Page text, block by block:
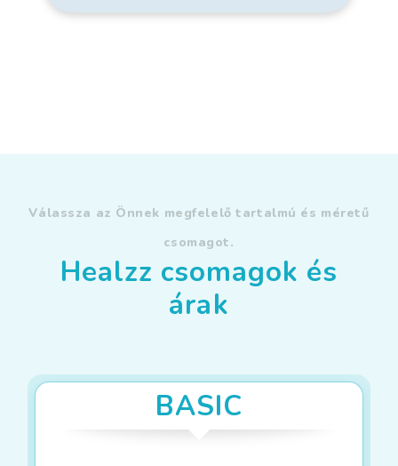
Válassza az Önnek megfelelő tartalmú és méretű
csomagot.
Healzz csomagok és
árak
BASIC